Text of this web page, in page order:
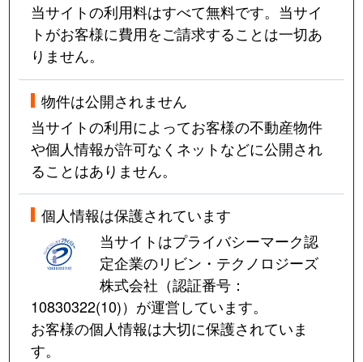
当サイトの利用料はすべて無料です。当サイ
トがお客様に費用をご請求することは一切あ
りません。
物件は公開されません
当サイトの利用によってお客様の不動産物件
や個人情報が許可なくネットなどに公開され
ることはありません。
個人情報は保護されています
当サイトはプライバシーマーク認
定企業のリビン・テクノロジーズ
株式会社（認証番号：
10830322(10)）が運営しています。
お客様の個人情報は大切に保護されていま
す。